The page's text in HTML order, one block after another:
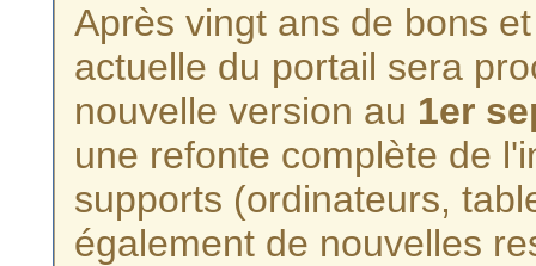
Après vingt ans de bons
actuelle du portail sera
nouvelle version au 1er
une refonte complète de
supports (ordinateurs,
également de nouvelles